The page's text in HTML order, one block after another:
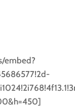
embed?